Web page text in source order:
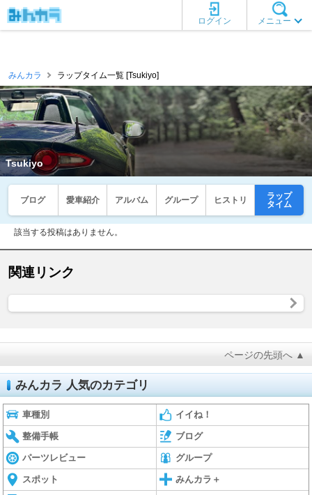
メニュー
ログイン
みんカラ ラップタイム一覧 [Tsukiyo]
Tsukiyo
ブログ 愛車紹介 アルバム グループ ヒストリ
ラップ
タイム
該当する投稿はありません。
関連リンク
ページの先頭へ ▲
みんカラ 人気のカテゴリ
車種別 イイね！
整備手帳 ブログ
パーツレビュー グループ
スポット みんカラ＋